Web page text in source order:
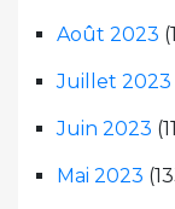
Août 2023
Juillet 2023
Juin 2023
Mai 2023